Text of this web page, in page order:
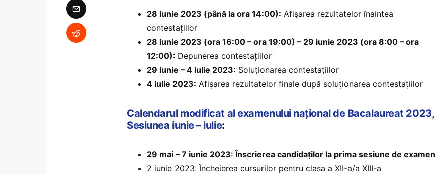
28 iunie 2023 (până la ora 14:00): Afișarea rezultatelor înaintea
contestațiilor
28 iunie 2023 (ora 16:00 – ora 19:00) – 29 iunie 2023 (ora 8:00 – ora
12:00): Depunerea contestațiilor
29 iunie – 4 iulie 2023: Soluționarea contestațiilor
4 iulie 2023: Afișarea rezultatelor finale după soluționarea contestațiilor
Calendarul modificat al examenului național de Bacalaureat 2023,
Sesiunea iunie – iulie:
29 mai – 7 iunie 2023: Înscrierea candidaților la prima sesiune de examen
2 iunie 2023: Încheierea cursurilor pentru clasa a XII-a/a XIII-a